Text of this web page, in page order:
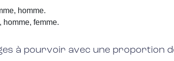
homme.
homme, femme.
à pourvoir avec une proportion